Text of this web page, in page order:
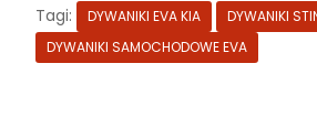
Tagi: DYWANIKI EVA KIA DYWANIKI
DYWANIKI SAMOCHODOWE EVA